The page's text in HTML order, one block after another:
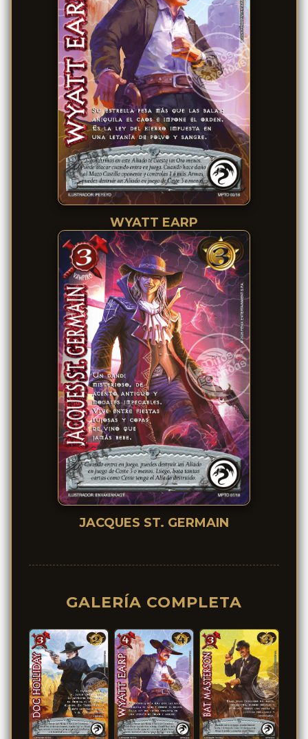
WYATT EARP
JACQUES ST. GERMAIN
GALERÍA COMPLETA